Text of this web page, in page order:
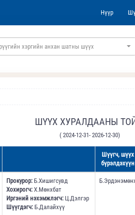
Нүүр
хэргийн анхан шатны шүүх
ШҮҮХ ХУРАЛДААНЫ
( 2024-12-31- 2026-12-30)
Шүүгч, шүүх
бүрэлдэхүүн
Прокурор:Б.Хишигсувд
Хохирогч:Х.Мөнхбат
Иргэний нэхэмжлэгч:Ц.Дэлгэр
Шүүгдэгч:Б.Далайхүү